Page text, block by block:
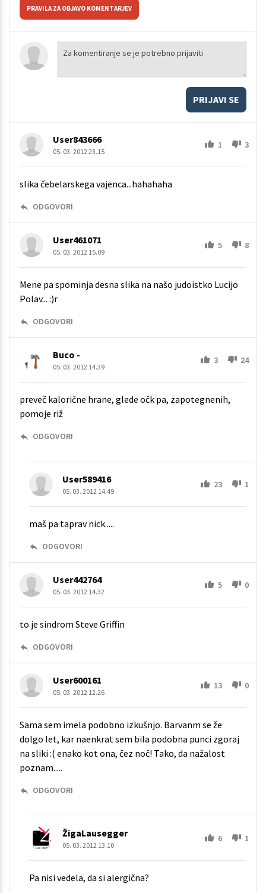
PRAVILA ZA OBJAVO KOMENTARJEV
PRIJAVI SE
User843666
05. 03. 2012 23.15
1 3
slika čebelarskega vajenca...hahahaha
ODGOVORI
User461071
05. 03. 2012 15.09
5 8
Mene pa spominja desna slika na našo judoistko Lucijo
Polav... :)r
ODGOVORI
Buco -
05. 03. 2012 14.39
3 24
preveč kalorične hrane, glede očk pa, zapotegnenih,
pomoje riž
ODGOVORI
User589416
05. 03. 2012 14.49
23 1
maš pa taprav nick.....
ODGOVORI
User442764
05. 03. 2012 14.32
5 0
to je sindrom Steve Griffin
ODGOVORI
User600161
05. 03. 2012 12.26
13 0
Sama sem imela podobno izkušnjo. Barvanm se že
dolgo let, kar naenkrat sem bila podobna punci zgoraj
na sliki :( enako kot ona, čez noč! Tako, da nažalost
poznam.....
ODGOVORI
ŽigaLausegger
05. 03. 2012 13.10
6 1
Pa nisi vedela, da si alergična?